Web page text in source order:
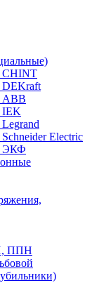
CHINT
DEKraft
ABB
IEK
Electric
ЭКФ
ППН